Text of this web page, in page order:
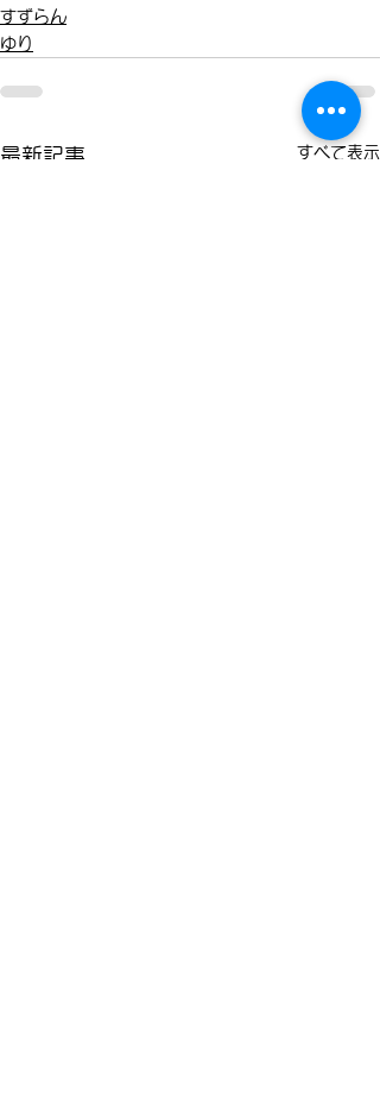
すずらん
ゆり
最新記事 すべて表示